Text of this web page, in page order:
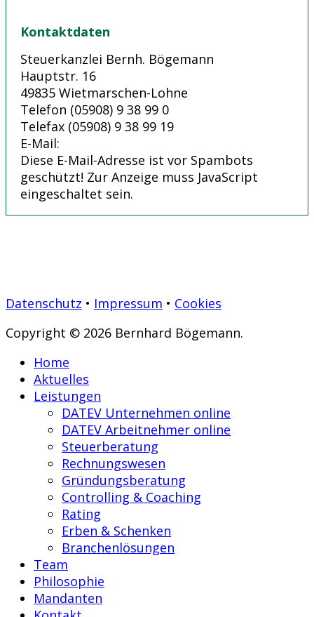
Kontaktdaten
Steuerkanzlei Bernh. Bögemann
Hauptstr. 16
49835 Wietmarschen-Lohne
Telefon (05908) 9 38 99 0
Telefax (05908) 9 38 99 19
E-Mail:
Diese E-Mail-Adresse ist vor Spambots
geschützt! Zur Anzeige muss JavaScript
eingeschaltet sein.
Datenschutz • Impressum • Cookies
Copyright © 2026 Bernhard Bögemann.
Home
Aktuelles
Leistungen
DATEV Unternehmen online
DATEV Arbeitnehmer online
Steuerberatung
Rechnungswesen
Gründungsberatung
Controlling & Coaching
Rating
Erben & Schenken
Branchenlösungen
Team
Philosophie
Mandanten